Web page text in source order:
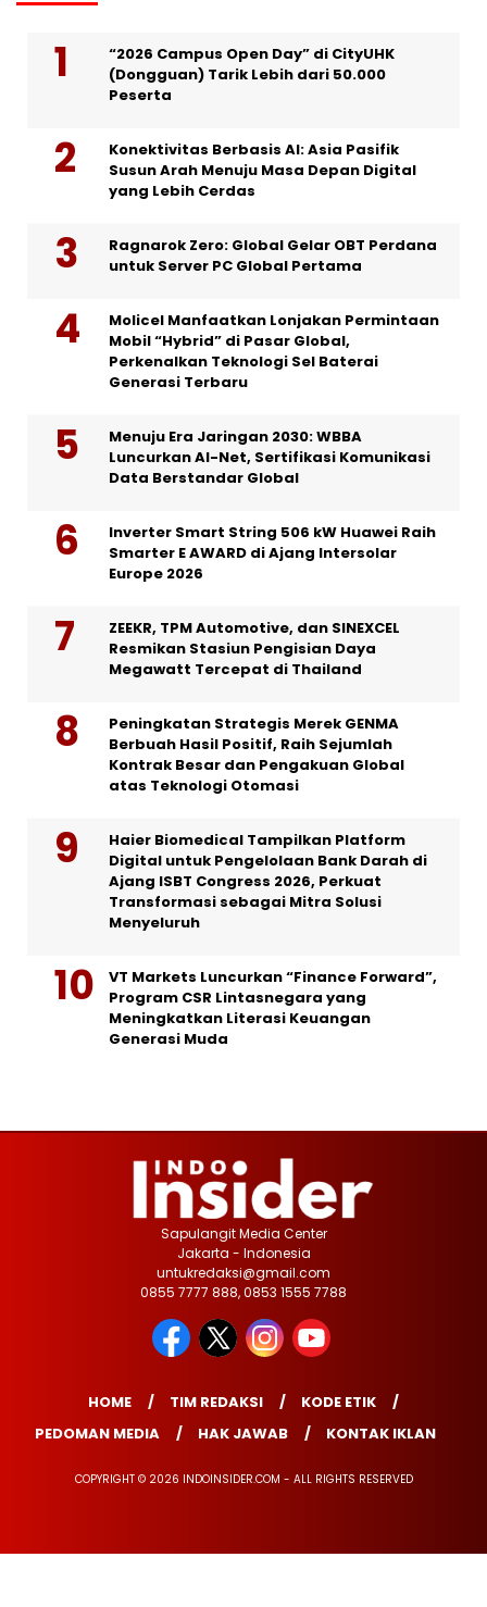
“2026 Campus Open Day” di CityUHK
(Dongguan) Tarik Lebih dari 50.000
Peserta
Konektivitas Berbasis AI: Asia Pasifik
Susun Arah Menuju Masa Depan Digital
yang Lebih Cerdas
Ragnarok Zero: Global Gelar OBT Perdana
untuk Server PC Global Pertama
Molicel Manfaatkan Lonjakan Permintaan
Mobil “Hybrid” di Pasar Global,
Perkenalkan Teknologi Sel Baterai
Generasi Terbaru
Menuju Era Jaringan 2030: WBBA
Luncurkan AI-Net, Sertifikasi Komunikasi
Data Berstandar Global
Inverter Smart String 506 kW Huawei Raih
Smarter E AWARD di Ajang Intersolar
Europe 2026
ZEEKR, TPM Automotive, dan SINEXCEL
Resmikan Stasiun Pengisian Daya
Megawatt Tercepat di Thailand
Peningkatan Strategis Merek GENMA
Berbuah Hasil Positif, Raih Sejumlah
Kontrak Besar dan Pengakuan Global
atas Teknologi Otomasi
Haier Biomedical Tampilkan Platform
Digital untuk Pengelolaan Bank Darah di
Ajang ISBT Congress 2026, Perkuat
Transformasi sebagai Mitra Solusi
Menyeluruh
VT Markets Luncurkan “Finance Forward”,
Program CSR Lintasnegara yang
Meningkatkan Literasi Keuangan
Generasi Muda
Sapulangit Media Center
Jakarta - Indonesia
untukredaksi@gmail.com
0855 7777 888, 0853 1555 7788
HOME TIM REDAKSI
KODE ETIK
PEDOMAN MEDIA
HAK JAWAB KONTAK IKLAN
COPYRIGHT © 2026 INDOINSIDER.COM - ALL RIGHTS RESERVED